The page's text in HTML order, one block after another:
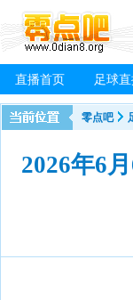
直播首页 足球
零点吧
2026年6